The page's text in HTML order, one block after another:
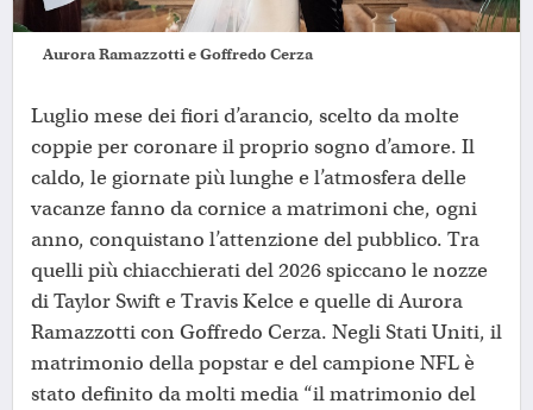
Aurora Ramazzotti e Goffredo Cerza
Luglio mese dei fiori d’arancio, scelto da molte
coppie per coronare il proprio sogno d’amore. Il
caldo, le giornate più lunghe e l’atmosfera delle
vacanze fanno da cornice a matrimoni che, ogni
anno, conquistano l’attenzione del pubblico. Tra
quelli più chiacchierati del 2026 spiccano le nozze
di Taylor Swift e Travis Kelce e quelle di Aurora
Ramazzotti con Goffredo Cerza. Negli Stati Uniti, il
matrimonio della popstar e del campione NFL è
stato definito da molti media “il matrimonio del